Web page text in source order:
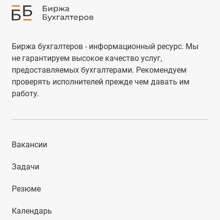
Биржа бухгалтеров - информационный ресурс. Мы
не гарантируем высокое качество услуг,
предоставляемых бухгалтерами. Рекомендуем
проверять исполнителей прежде чем давать им
работу.
Вакансии
Задачи
Резюме
Календарь